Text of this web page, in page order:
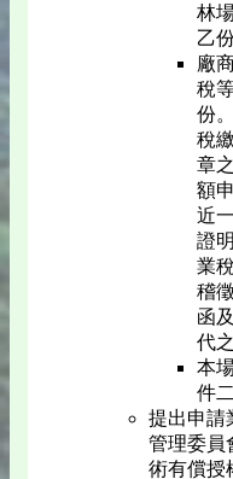
林
乙份
廠
稅
份
稅
章
額
近
證
業
稽
函
代
本
件
提出申請
管理委員
術有償授